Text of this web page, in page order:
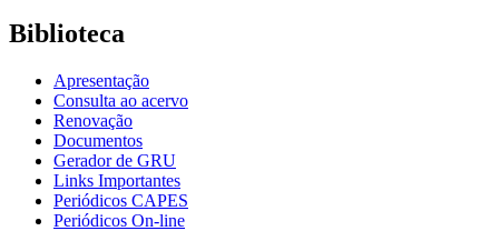
Biblioteca
Apresentação
Consulta ao acervo
Renovação
Documentos
Gerador de GRU
Links Importantes
Periódicos CAPES
Periódicos On-line